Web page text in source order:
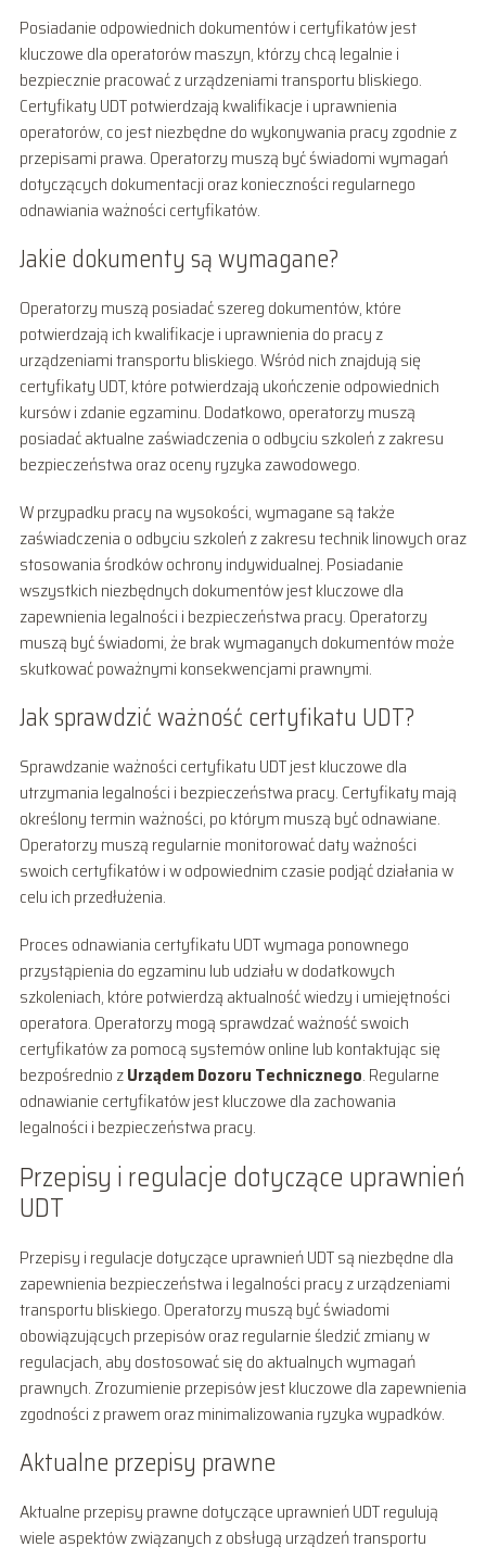
Posiadanie odpowiednich dokumentów i certyfikatów jest
kluczowe dla operatorów maszyn, którzy chcą legalnie i
bezpiecznie pracować z urządzeniami transportu bliskiego.
Certyfikaty UDT potwierdzają kwalifikacje i uprawnienia
operatorów, co jest niezbędne do wykonywania pracy zgodnie z
przepisami prawa. Operatorzy muszą być świadomi wymagań
dotyczących dokumentacji oraz konieczności regularnego
odnawiania ważności certyfikatów.
Jakie dokumenty są wymagane?
Operatorzy muszą posiadać szereg dokumentów, które
potwierdzają ich kwalifikacje i uprawnienia do pracy z
urządzeniami transportu bliskiego. Wśród nich znajdują się
certyfikaty UDT, które potwierdzają ukończenie odpowiednich
kursów i zdanie egzaminu. Dodatkowo, operatorzy muszą
posiadać aktualne zaświadczenia o odbyciu szkoleń z zakresu
bezpieczeństwa oraz oceny ryzyka zawodowego.
W przypadku pracy na wysokości, wymagane są także
zaświadczenia o odbyciu szkoleń z zakresu technik linowych oraz
stosowania środków ochrony indywidualnej. Posiadanie
wszystkich niezbędnych dokumentów jest kluczowe dla
zapewnienia legalności i bezpieczeństwa pracy. Operatorzy
muszą być świadomi, że brak wymaganych dokumentów może
skutkować poważnymi konsekwencjami prawnymi.
Jak sprawdzić ważność certyfikatu UDT?
Sprawdzanie ważności certyfikatu UDT jest kluczowe dla
utrzymania legalności i bezpieczeństwa pracy. Certyfikaty mają
określony termin ważności, po którym muszą być odnawiane.
Operatorzy muszą regularnie monitorować daty ważności
swoich certyfikatów i w odpowiednim czasie podjąć działania w
celu ich przedłużenia.
Proces odnawiania certyfikatu UDT wymaga ponownego
przystąpienia do egzaminu lub udziału w dodatkowych
szkoleniach, które potwierdzą aktualność wiedzy i umiejętności
operatora. Operatorzy mogą sprawdzać ważność swoich
certyfikatów za pomocą systemów online lub kontaktując się
bezpośrednio zUrządem Dozoru Technicznego. Regularne
odnawianie certyfikatów jest kluczowe dla zachowania
legalności i bezpieczeństwa pracy.
Przepisy i regulacje dotyczące uprawnień
UDT
Przepisy i regulacje dotyczące uprawnień UDT są niezbędne dla
zapewnienia bezpieczeństwa i legalności pracy z urządzeniami
transportu bliskiego. Operatorzy muszą być świadomi
obowiązujących przepisów oraz regularnie śledzić zmiany w
regulacjach, aby dostosować się do aktualnych wymagań
prawnych. Zrozumienie przepisów jest kluczowe dla zapewnienia
zgodności z prawem oraz minimalizowania ryzyka wypadków.
Aktualne przepisy prawne
Aktualne przepisy prawne dotyczące uprawnień UDT regulują
wiele aspektów związanych z obsługą urządzeń transportu